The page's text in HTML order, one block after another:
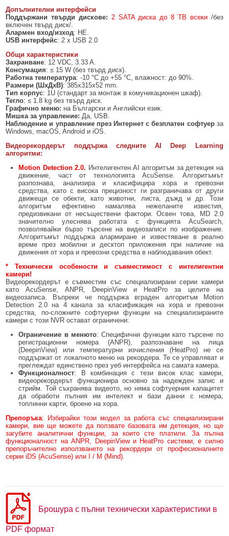
Допълнителни интерфейси
Поддържани твърди дискове: 2 SATA диска до 8 TB всеки/без
включен твърд диск/.
Алармен вход/изход: НЕ.
USB интерфейс: 2 х USB 2.0
Общи характеристики
Захранване: 12 VDC, 3.33 A.
Консумация: ≤ 15 W (без твърд диск).
Работна температура: -10 °C до +55 °C, влажност: до 90%.
Размери (ШхДхВ): 385х315х52 mm.
Тип корпус: 1U (стандарт за монтаж в комуникационен шкаф).
Тегло: ≤ 1.8 kg без твърд диск.
Графично меню: на Български и Английски език.
Мишка за управление: Да, USB.
Наблюдение и управление през Интернет с безплатен софтуер за
Windows, macOS, Android и iOS.
Видеорекордерът поддържа следнитеAI
Deep Learning
алгоритми:
Motion Detection2.0. Интелигентен AI алгоритъм за детекция на
движение, част от технологията AcuSense. Алгоритъмът
разпознава, анализира и класифицира хора и превозни
средства, като с висока прецизност ги разграничава от други
движещи се обекти, като животни, листа, дъжд и др. Този
алгоритъм ефективно намалява нежеланите известия,
предизвикани от несъществени фактори. Освен това, MD 2.0
значително улеснява работата с функцията AcuSearch,
позволявайки бързо търсене на видеозаписи по изображение.
Алгоритъмът поддържа алармиране и известяване в реално
време през мобилни и десктоп приложения при наличие на
движения от хора и превозни средства в наблюдавания обект.
* Технически особености и съвместимост с интелигентни
камери!
Видеорекордерът е съвместим със специализирани серии камери
като AcuSense, ANPR, DeepinView и HeatPro за целите на
видеозаписа. Въпреки че поддържа вграден алгоритъм Motion
Detection 2.0 на 4 канала за класификация на хора и превозни
средства, по-сложните софтуерни функции на специализираните
камери с този NVR остават ограничени:
Ограничение в менюто: Специфични функции като търсене по
регистрационни номера (ANPR), разпознаване на лица
(DeepinView) или температурни изчисления (HeatPro) не се
поддържат от локалното меню на рекордера. Те се управляват и
преглеждат единствено през уеб интерфейса на самата камера.
Функционалност: В комбинация с тези висок клас камери,
видеорекордерът функционира основно за надежден запис и
стрийм. Той съхранява видеото, но няма софтуерния капацитет
да обработи пълния им интелект и бази данни с номера,
топлинни карти, броене на хора.
Препоръка: Избирайки този модел за работа със специализирани
камери, вие ще можете да ползвате базовата им детекция, но ще
загубите аналитични функции, за които сте платили. За пълна
функционалност на ANPR, DeepinView и HeatPro системи, е силно
препоръчително използването на рекордери от професионалните
серии iDS (AcuSense) или I / M (Mind).
Брошура с пълни технически характеристики в
PDF формат